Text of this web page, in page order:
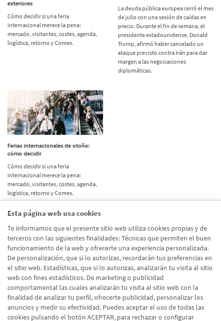
Esta página web usa cookies
Te informamos que el presente sitio web utiliza cookies propias y de
terceros con las siguientes finalidades: Técnicas que permiten el buen
funcionamiento de la web y ofrecerte una experiencia personalizada.
De personalización, que si lo autorizas, recordarán tus preferencias en
el sitio web. Estadísticas, que si lo autorizas, analizarán tu visita al sitio
web con fines estadísticos. De marketing o publicidad
comportamental las cuales analizarán tu visita al sitio web con la
finalidad de analizar tu perfil, ofrecerte publicidad, personalizar los
anuncios y medir su efectividad. Puedes aceptar el uso de todas las
cookies pulsando el botón ACEPTAR, para rechazar o configurar
exteriores
Cómo decidir si una feria
internacional merece la pena:
mercado, visitantes, costes, agenda,
logística, retorno y Comex.
La deuda pública europea cerró el mes
de julio con una sesión de caídas en
precio. Durante el fin de semana, el
presidente estadounidense, Donald
Trump, afirmó haber cancelado un
ataque previsto contra Irán para dar
margen a las negociaciones
diplomáticas.
Ferias internacionales de otoño:
cómo decidir
Cómo decidir si una feria
internacional merece la pena:
mercado, visitantes, costes, agenda,
logística, retorno y Comex.
Etiquetas
Actualidad(514)
Internacional(490)
Empresa(138)
Recomendaciones
Internacional - Cloned(8)